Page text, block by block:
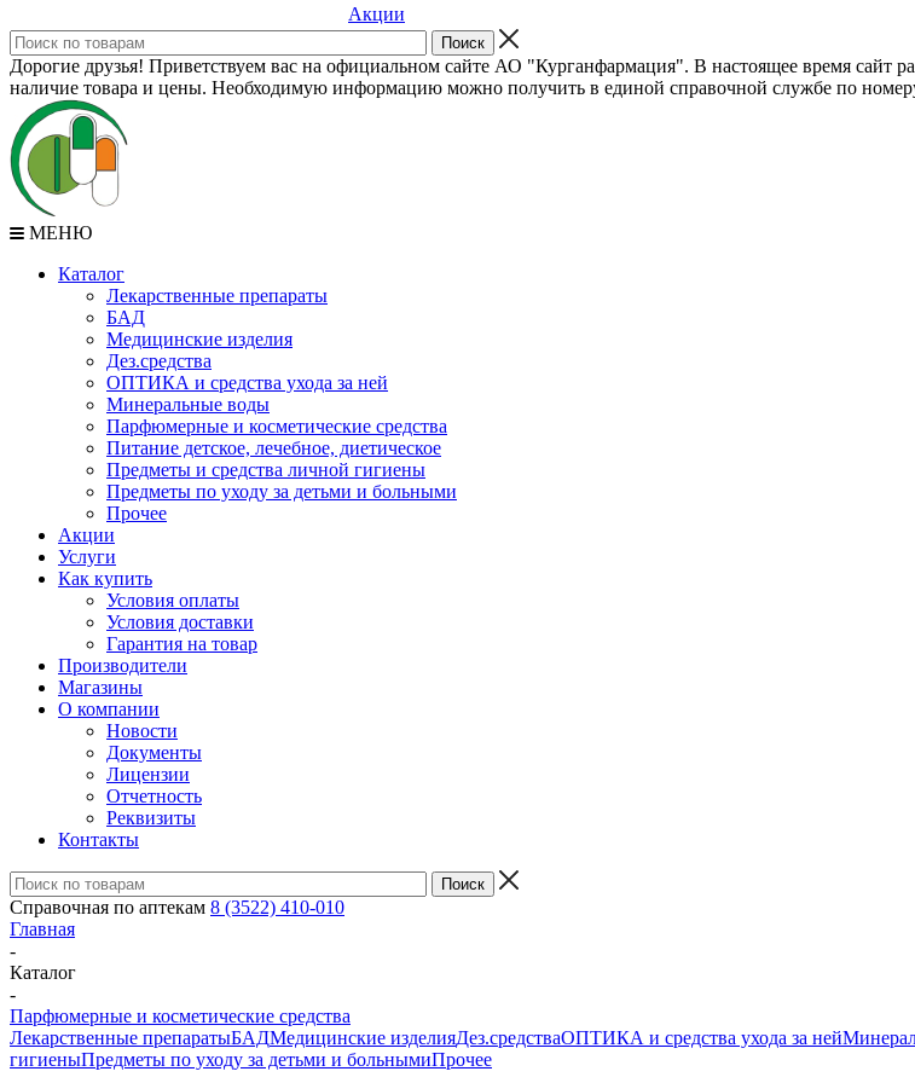
Акции
Дорогие друзья! Приветствуем вас на официальном сайте АО "Курганфармация". В настоящее время сайт
наличие товара и цены. Необходимую информацию можно получить в единой справочной службе по
МЕНЮ
Каталог
Лекарственные препараты
БАД
Медицинские изделия
Дез.средства
ОПТИКА и средства ухода за ней
Минеральные воды
Парфюмерные и косметические средства
Питание детское, лечебное, диетическое
Предметы и средства личной гигиены
Предметы по уходу за детьми и больными
Прочее
Акции
Услуги
Как купить
Условия оплаты
Условия доставки
Гарантия на товар
Производители
Магазины
О компании
Новости
Документы
Лицензии
Отчетность
Реквизиты
Контакты
Справочная по аптекам 8 (3522) 410-010
Главная
-
Каталог
-
Парфюмерные и косметические средства
Лекарственные препаратыБАДМедицинские изделияДез.средстваОПТИКА и средства ухода за ней
гигиеныПредметы по уходу за детьми и больнымиПрочее